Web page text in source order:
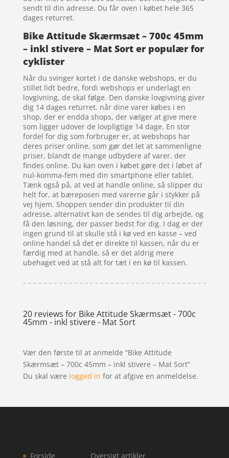
sendt til din adresse. Du får oven i købet hele 365
dages returret.
Bike Attitude Skærmsæt – 700c 45mm
– inkl stivere – Mat Sort er populær for
cyklister
Når du svinger kortet i de danske webshops, er du
stillet lidt bedre, fordi webshops er underlagt en
lovgivning, de skal følge. Den danske lovgivning giver
dig 14 dages returret. når dine varer købes i en
shop, der er endda shops, der vælger at give mere
som ligger udover de lovpligtige 14 dage. En stor
fordel for dig som forbruger er, at webshops har
deres priser online, som gør det let at sammenligne
priser, blandt de mange udbydere af varer, der
findes online. Du kan oven i købet gøre det i løbet af
nul-komma-fem med din smartphone eller tablet.
Tænk også på, at ved at handle online, så slipper du
helt for, at bæreposen med varerne går i stykker på
vej hjem. Shoppen sender din produkter til din
adresse, alternativt kan de sendes til dig arbejde, og
få den løsning, der passer bedst for dig. I dag er der
ingen grund til at skulle stå i kø ved en kasse – ved
online handel så det er direkte til kassen, når du er
færdig med at handle, så er det aldrig mere
ubehaget ved at stå alt for tæt i en kø til kassen.
20 reviews for Bike Attitude Skærmsæt - 700c
45mm - inkl stivere - Mat Sort
Vær den første til at anmelde “Bike Attitude
Skærmsæt – 700c 45mm – inkl stivere – Mat Sort”
Du skal være logged in for at afgive en anmeldelse.
Forside
Oversigt artikler